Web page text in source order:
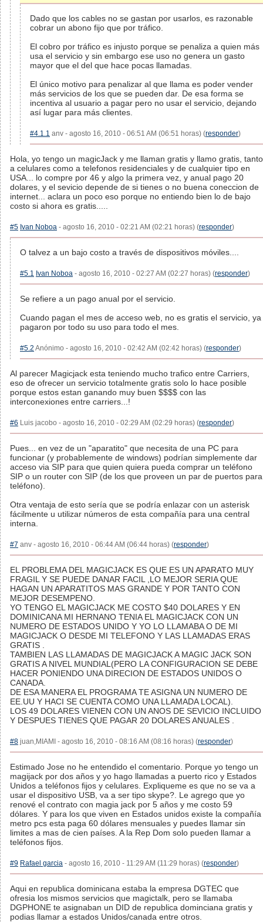
Dado que los cables no se gastan por usarlos, es razonable
cobrar un abono fijo que por tráfico.
El cobro por tráfico es injusto porque se penaliza a quien más
usa el servicio y sin embargo ese uso no genera un gasto
mayor que el del que hace pocas llamadas.
El único motivo para penalizar al que llama es poder vender
más servicios de los que se pueden dar. De esa forma se
incentiva al usuario a pagar pero no usar el servicio, dejando
así lugar para más clientes.
#4.1.1 anv - agosto 16, 2010 - 06:51 AM (06:51 horas) (responder)
Hola, yo tengo un magicJack y me llaman gratis y llamo gratis, tanto
a celulares como a telefonos residenciales y de cualquier tipo en
USA... lo compre por 46 y algo la primera vez, y anual pago 20
dolares, y el sevicio depende de si tienes o no buena coneccion de
internet... aclara un poco eso porque no entiendo bien lo de bajo
costo si ahora es gratis.....
#5 Ivan Noboa - agosto 16, 2010 - 02:21 AM (02:21 horas) (responder)
O talvez a un bajo costo a través de dispositivos móviles....
#5.1 Ivan Noboa - agosto 16, 2010 - 02:27 AM (02:27 horas) (responder)
Se refiere a un pago anual por el servicio.
Cuando pagan el mes de acceso web, no es gratis el servicio, ya
pagaron por todo su uso para todo el mes.
#5.2 Anónimo - agosto 16, 2010 - 02:42 AM (02:42 horas) (responder)
Al parecer Magicjack esta teniendo mucho trafico entre Carriers,
eso de ofrecer un servicio totalmente gratis solo lo hace posible
porque estos estan ganando muy buen $$$$ con las
interconexiones entre carriers...!
#6 Luis jacobo - agosto 16, 2010 - 02:29 AM (02:29 horas) (responder)
Pues... en vez de un "aparatito" que necesita de una PC para
funcionar (y probablemente de windows) podrían simplemente dar
acceso via SIP para que quien quiera pueda comprar un teléfono
SIP o un router con SIP (de los que proveen un par de puertos para
teléfono).
Otra ventaja de esto sería que se podría enlazar con un asterisk
fácilmente u utilizar números de esta compañía para una central
interna.
#7 anv - agosto 16, 2010 - 06:44 AM (06:44 horas) (responder)
EL PROBLEMA DEL MAGICJACK ES QUE ES UN APARATO MUY
FRAGIL Y SE PUEDE DANAR FACIL ,LO MEJOR SERIA QUE
HAGAN UN APARATITOS MAS GRANDE Y POR TANTO CON
MEJOR DESEMPENO.
YO TENGO EL MAGICJACK ME COSTO $40 DOLARES Y EN
DOMINICANA MI HERNANO TENIA EL MAGICJACK CON UN
NUMERO DE ESTADOS UNIDO Y YO LO LLAMABA O DE MI
MAGICJACK O DESDE MI TELEFONO Y LAS LLAMADAS ERAS
GRATIS .
TAMBIEN LAS LLAMADAS DE MAGICJACK A MAGIC JACK SON
GRATIS A NIVEL MUNDIAL(PERO LA CONFIGURACION SE DEBE
HACER PONIENDO UNA DIRECION DE ESTADOS UNIDOS O
CANADA.
DE ESA MANERA EL PROGRAMA TE ASIGNA UN NUMERO DE
EE.UU Y HACI SE CUENTA COMO UNA LLAMADA LOCAL).
LOS 49 DOLARES VIENEN CON UN ANOS DE SEVICIO INCLUIDO
Y DESPUES TIENES QUE PAGAR 20 DOLARES ANUALES .
#8 juan,MIAMI - agosto 16, 2010 - 08:16 AM (08:16 horas) (responder)
Estimado Jose no he entendido el comentario. Porque yo tengo un
magijack por dos años y yo hago llamadas a puerto rico y Estados
Unidos a teléfonos fijos y celulares. Expliqueme es que no se va a
usar el dispositivo USB, va a ser tipo skype?. Le agrego que yo
renové el contrato con magia jack por 5 años y me costo 59
dólares. Y para los que viven en Estados unidos existe la compañía
metro pcs esta paga 60 dólares mensuales y puedes llamar sin
limites a mas de cien países. A la Rep Dom solo pueden llamar a
teléfonos fijos.
#9 Rafael garcia - agosto 16, 2010 - 11:29 AM (11:29 horas) (responder)
Aqui en republica dominicana estaba la empresa DGTEC que
ofresia los mismos servicios que magictalk, pero se llamaba
DGPHONE te asignaban un DID de republica dominciana gratis y
podias llamar a estados Unidos/canada entre otros.